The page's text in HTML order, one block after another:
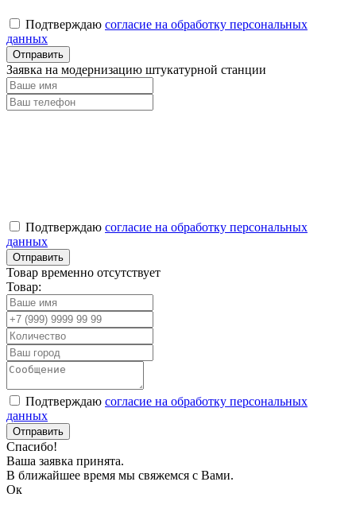
Подтверждаю согласие на обработку персональных
данных
Заявка на модернизацию штукатурной станции
Подтверждаю согласие на обработку персональных
данных
Товар временно отсутствует
Товар:
Подтверждаю согласие на обработку персональных
данных
Спасибо!
Ваша заявка принята.
В ближайшее время мы свяжемся с Вами.
Ок